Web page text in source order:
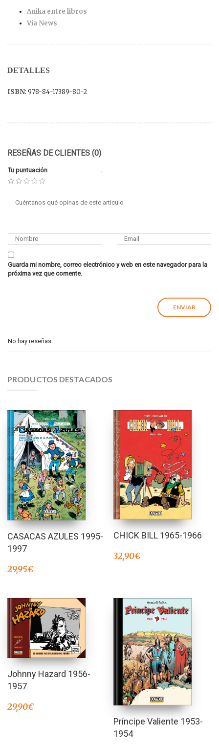
Anika entre libros
Via News
DETALLES
ISBN: 978-84-17389-80-2
RESEÑAS DE CLIENTES (0)
Tu puntuación
Guarda mi nombre, correo electrónico y web en este navegador para la
próxima vez que comente.
No hay reseñas.
PRODUCTOS DESTACADOS
CASACAS AZULES 1995-
1997
29,95€
CHICK BILL 1965-1966
32,90€
Johnny Hazard 1956-
1957
29,90€
Príncipe Valiente 1953-
1954